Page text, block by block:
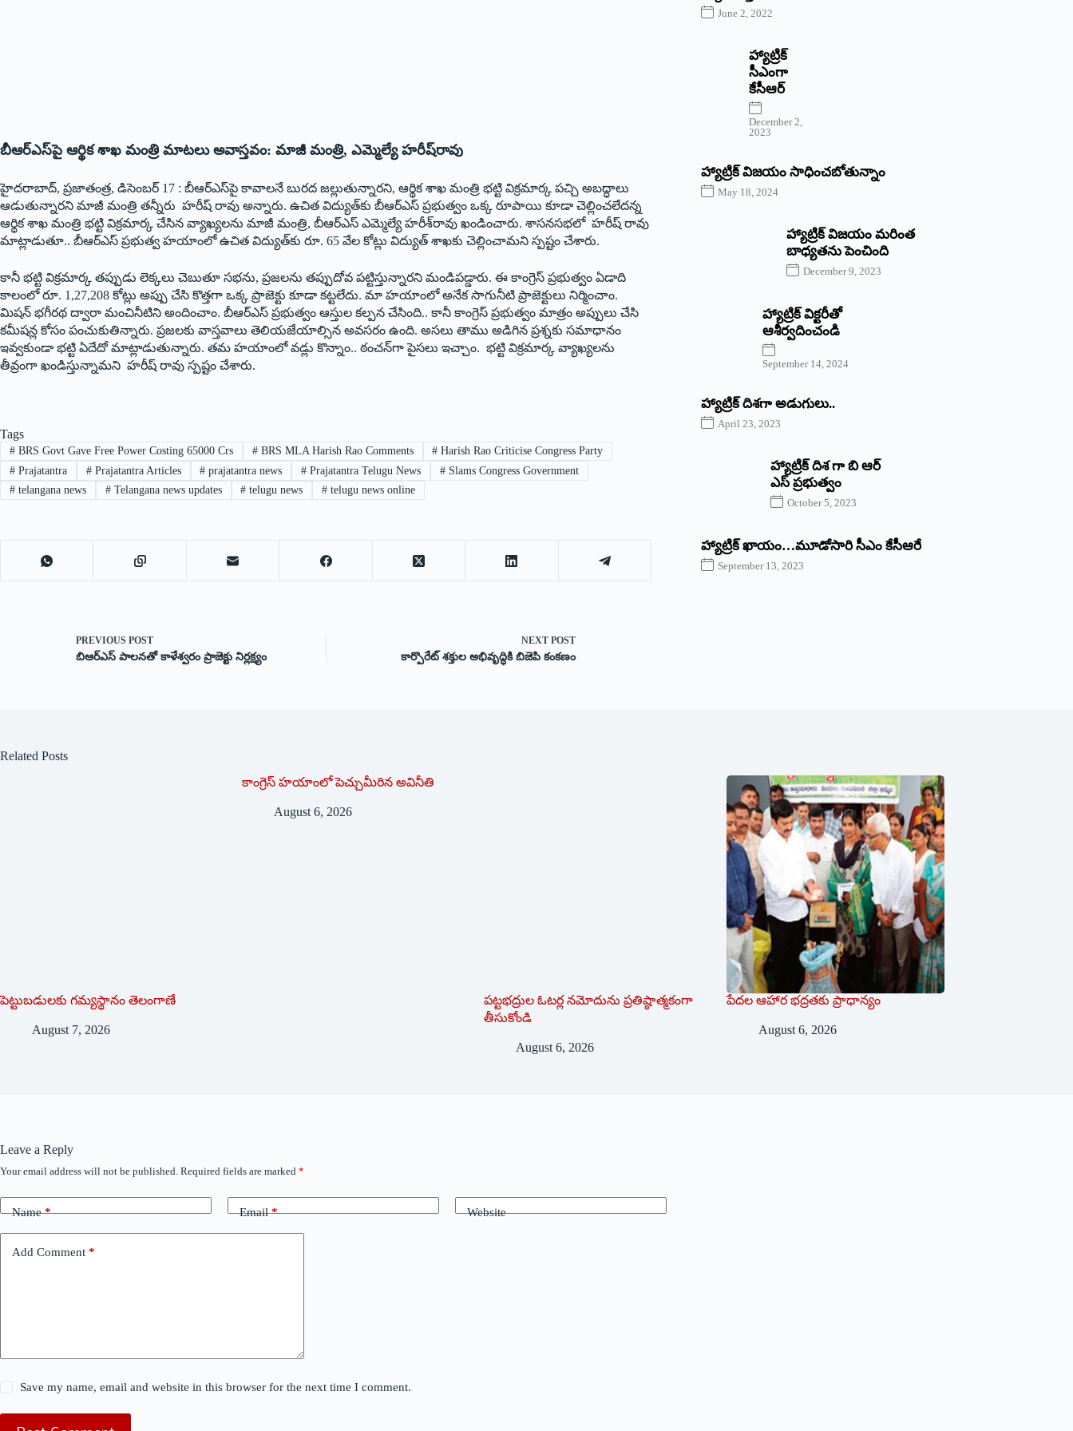
బీఆర్‌ఎస్‌పై ఆర్థిక శాఖ మంత్రి మాటలు అవాస్తవం: మాజీ మంత్రి, ఎమ్మెల్యే హరీష్‌రావు
హైదరాబాద్‌, ‌ప్రజాతంత్ర, డిసెంబర్‌ 17 : ‌బీఆర్‌ఎస్‌పై కావాలనే బురద జల్లుతున్నారని, ఆర్థిక శాఖ మంత్రి భట్టి విక్రమార్క పచ్చి అబద్ధాలు
ఆడుతున్నారని మాజీ మంత్రి తన్నీరు హరీష్‌ ‌రావు అన్నారు. ఉచిత విద్యుత్‌కు బీఆర్‌ఎస్‌ ‌ప్రభుత్వం ఒక్క రూపాయి కూడా చెల్లించలేదన్న
ఆర్థిక శాఖ మంత్రి భట్టి విక్రమార్క చేసిన వ్యాఖ్యలను మాజీ మంత్రి, బీఆర్‌ఎస్‌ ఎమ్మెల్యే హరీశ్‌రావు ఖండించారు. శాసనసభలో హరీష్‌ ‌రావు
మాట్లాడుతూ.. బీఆర్‌ఎస్‌ ‌ప్రభుత్వ హయాంలో ఉచిత విద్యుత్‌కు రూ. 65 వేల కోట్లు విద్యుత్‌ ‌శాఖకు చెల్లించామని స్పష్టం చేశారు.
కానీ భట్టి విక్రమార్క తప్పుడు లెక్కలు చెబుతూ సభను, ప్రజలను తప్పుదోవ పట్టిస్తున్నారని మండిపడ్డారు. ఈ కాంగ్రెస్‌ ‌ప్రభుత్వం ఏడాది
కాలంలో రూ. 1,27,208 కోట్లు అప్పు చేసి కొత్తగా ఒక్క ప్రాజెక్టు కూడా కట్టలేదు. మా హయాంలో అనేక సాగునీటి ప్రాజెక్టులు నిర్మించాం.
మిషన్‌ ‌భగీరథ ద్వారా మంచినీటిని అందించాం. బీఆర్‌ఎస్‌ ‌ప్రభుత్వం ఆస్తుల కల్పన చేసింది.. కానీ కాంగ్రెస్‌ ‌ప్రభుత్వం మాత్రం అప్పులు చేసి
కమీషన్ల కోసం పంచుకుతిన్నారు. ప్రజలకు వాస్తవాలు తెలియజేయాల్సిన అవసరం ఉంది. అసలు తాము అడిగిన ప్రశ్నకు సమాధానం
ఇవ్వకుండా భట్టి ఏదేదో మాట్లాడుతున్నారు. తమ హయాంలో వడ్లు కొన్నాం.. ఠంచన్‌గా పైసలు ఇచ్చాం. భట్టి విక్రమార్క వ్యాఖ్యలను
తీవ్రంగా ఖండిస్తున్నామని హరీష్‌ ‌రావు స్పష్టం చేశారు.
Tags
#BRS Govt Gave Free Power Costing 65000 Crs #BRS MLA Harish Rao Comments # Harish Rao Criticise Congress Party
#Prajatantra #Prajatantra Articles # prajatantra news # Prajatantra Telugu News # Slams Congress Government
#telangana news #Telangana news updates # telugu news # telugu news online
PREVIOUS POST
బిఆర్‌ఎస్‌ ‌పాలనతో కాళేశ్వరం ప్రాజెక్టు నిర్లక్ష్యం
NEXTPOST
కార్పొరేట్‌ శక్తుల అభివృద్ధికి బిజెపి కంకణం
June 2, 2022
హ్యాట్రిక్‌
‌సీఎంగా
కేసీఆర్‌
December 2,
2023
హ్యాట్రిక్‌ విజయం సాధించబోతున్నాం
May 18, 2024
హ్యాట్రిక్ విజయం మరింత
బాధ్యతను పెంచింది
December 9, 2023
హ్యాట్రిక్‌ ‌విక్టరీతో
ఆశీర్వదించండి
September 14, 2024
‌హ్యాట్రిక్‌ ‌దిశగా అడుగులు..
April 23, 2023
హ్యాట్రిక్ దిశ గా బి ఆర్
ఎస్ ప్రభుత్వం
October 5, 2023
హ్యాట్రిక్‌ ‌ఖాయం…మూడోసారి సీఎం కేసీఆరే
September 13, 2023
Related Posts
పెట్టుబడులకు గమ్యస్థానం తెలంగాణే
August 7, 2026
కాంగ్రెస్ హయాంలో పెచ్చుమీరిన అవినీతి
August 6, 2026
పట్టభద్రుల ఓటర్ల నమోదును ప్రతిష్ఠాత్మకంగా
తీసుకోండి
August 6, 2026
పేదల ఆహార భద్రతకు ప్రాధాన్యం
August 6, 2026
Leave a Reply
Your email address will not be published. Required fields are marked *
Name* Email* Website
Add Comment *
Save my name, email and website in this browser for the next time I comment.